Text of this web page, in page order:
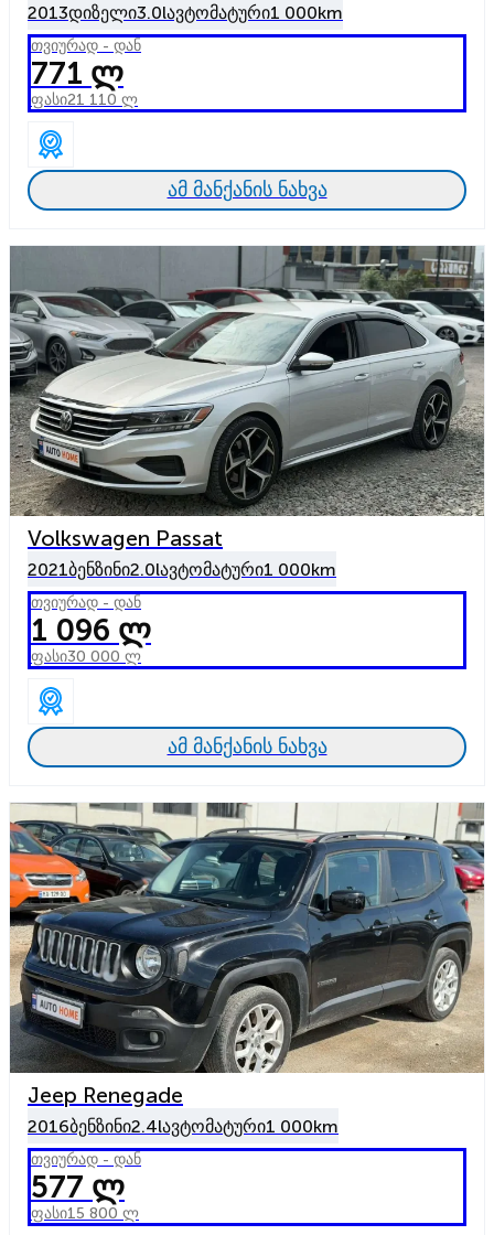
2013დიზელი3.0lავტომატური1 000km
თვიურად - დან
771 ლ
ფასი21 110 ლ
ამ მანქანის ნახვა
Volkswagen Passat
2021ბენზინი2.0lავტომატური1 000km
თვიურად - დან
1 096 ლ
ფასი30 000 ლ
ამ მანქანის ნახვა
Jeep Renegade
2016ბენზინი2.4lავტომატური1 000km
თვიურად - დან
577 ლ
ფასი15 800 ლ